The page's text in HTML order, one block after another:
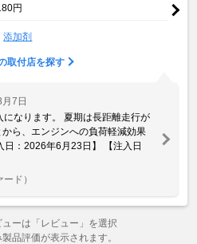
円
添加剤
取付店を探す
7日
なります。 夏期は長距離走行が
ら、エンジンへの負荷軽減効果
日：2026年6月23日】 【注入日
ド）
ーは「レビュー」を選択
品評価が表示されます。